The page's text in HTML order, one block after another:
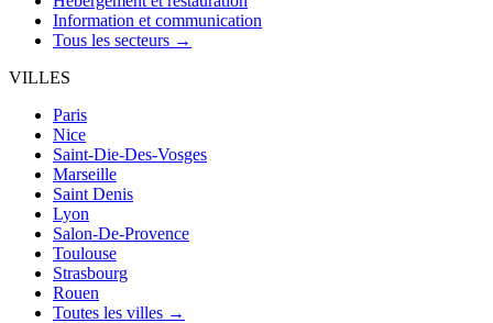
Information et communication
Tous les secteurs →
VILLES
Paris
Nice
Saint-Die-Des-Vosges
Marseille
Saint Denis
Lyon
Salon-De-Provence
Toulouse
Strasbourg
Rouen
Toutes les villes →